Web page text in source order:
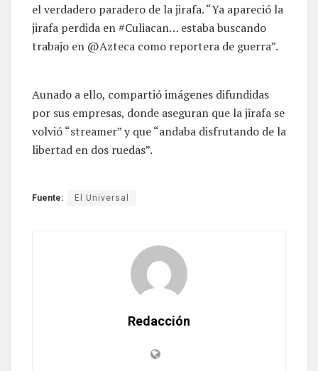
el verdadero paradero de la jirafa. “Ya apareció la
jirafa perdida en #Culiacan… estaba buscando
trabajo en @Azteca como reportera de guerra”.
Aunado a ello, compartió imágenes difundidas
por sus empresas, donde aseguran que la jirafa se
volvió “streamer” y que “andaba disfrutando de la
libertad en dos ruedas”.
Fuente: El Universal
Redacción